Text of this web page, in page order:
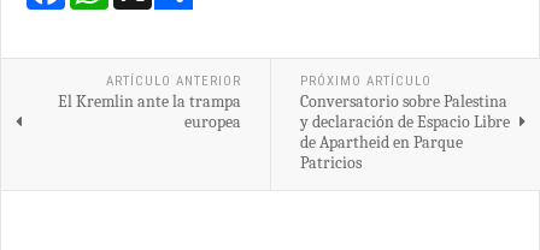
ARTÍCULO ANTERIOR
El Kremlin ante la trampa
europea
PRÓXIMO ARTÍCULO
Conversatorio sobre Palestina
y declaración de Espacio Libre
de Apartheid en Parque
Patricios